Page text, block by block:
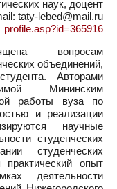
наук, доцент
taty-lebed@mail.ru
вопросам
объединений,
Авторами
Мининским
работы вуза по
и реализации
научные
студенческих
студенческих
опыт
деятельности